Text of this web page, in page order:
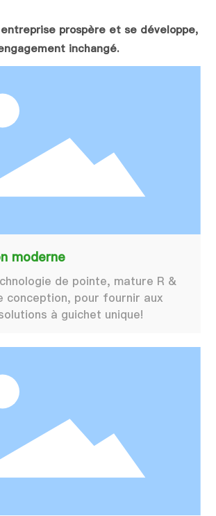
prospère et se développe,
inchangé.
moderne
de pointe, mature R &
conception, pour fournir aux
à guichet unique!